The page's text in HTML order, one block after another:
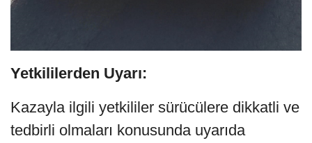
Yetkililerden Uyarı:
Kazayla ilgili yetkililer sürücülere dikkatli ve
tedbirli olmaları konusunda uyarıda